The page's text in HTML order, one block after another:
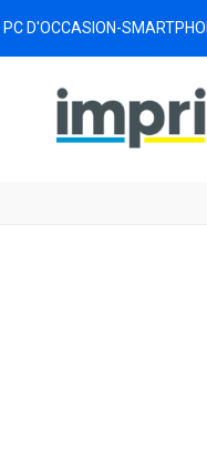
PC D'OCCASION-